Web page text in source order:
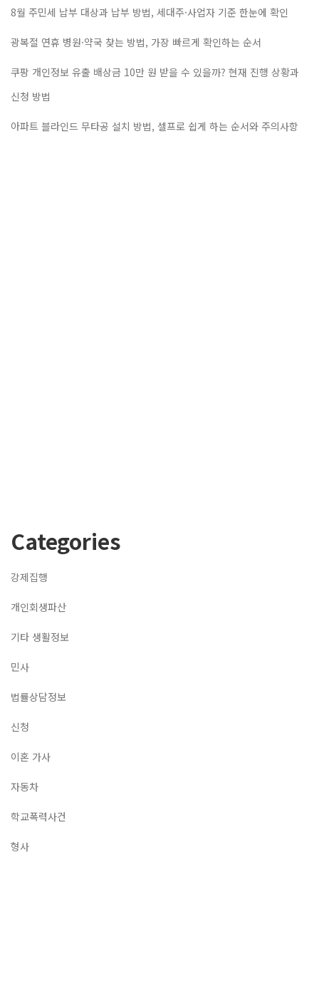
8월 주민세 납부 대상과 납부 방법, 세대주·사업자 기준 한눈에 확인
광복절 연휴 병원·약국 찾는 방법, 가장 빠르게 확인하는 순서
쿠팡 개인정보 유출 배상금 10만 원 받을 수 있을까? 현재 진행 상황과
신청 방법
아파트 블라인드 무타공 설치 방법, 셀프로 쉽게 하는 순서와 주의사항
Categories
강제집행
개인회생파산
기타 생활정보
민사
법률상담정보
신청
이혼 가사
자동차
학교폭력사건
형사